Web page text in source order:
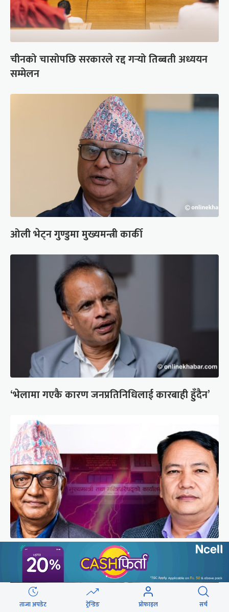
चीनको चासोपछि सरकारले रद्द गर्‍यो तिब्बती अध्ययन
सम्मेलन
ओली भेट्न गुण्डुमा मुख्यमन्त्री कार्की
‘भेलामा गएकै कारण जनप्रतिनिधिलाई कारबाही हुँदैन’
एकवर्षे मुख्यमन्त्री बन्न एमालेको शक्ति संघर्ष उत्कर्षमा
ताजा अपडेट ट्रेन्डिङ प्रोफाइल सर्च